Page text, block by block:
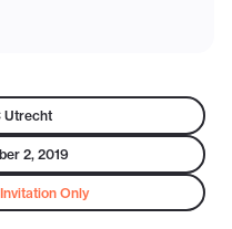
Utrecht
2, 2019
Only